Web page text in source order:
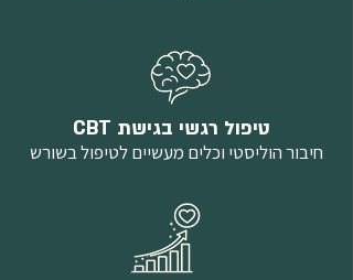
חיבור הוליסטי וכלים מעשיים לטיפול בשורש